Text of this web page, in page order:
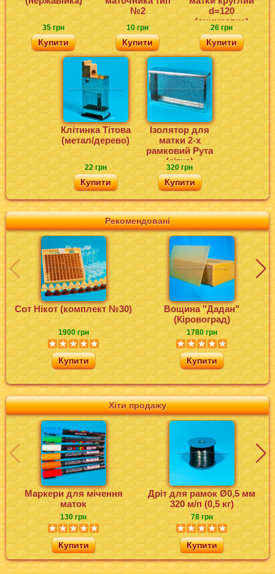
Хіти продажу
Маркери для мічення
маток
130 грн
Купити
Дріт для рамок Ø0,5 мм
320 м/п (0,5 кг)
78 грн
Купити
Рекомендовані
Сот Нікот (комплект №30)
1900 грн
Купити
Вощина "Дадан"
(Кіровоград)
1780 грн
Купити
35 грн
Купити
№2
10 грн
Купити
d=120
(оцинковка)
26 грн
Купити
Клітинка Тітова
(метал/дерево)
22 грн
Купити
Ізолятор для
матки 2-х
рамковий Рута
(сітка)
320 грн
Купити